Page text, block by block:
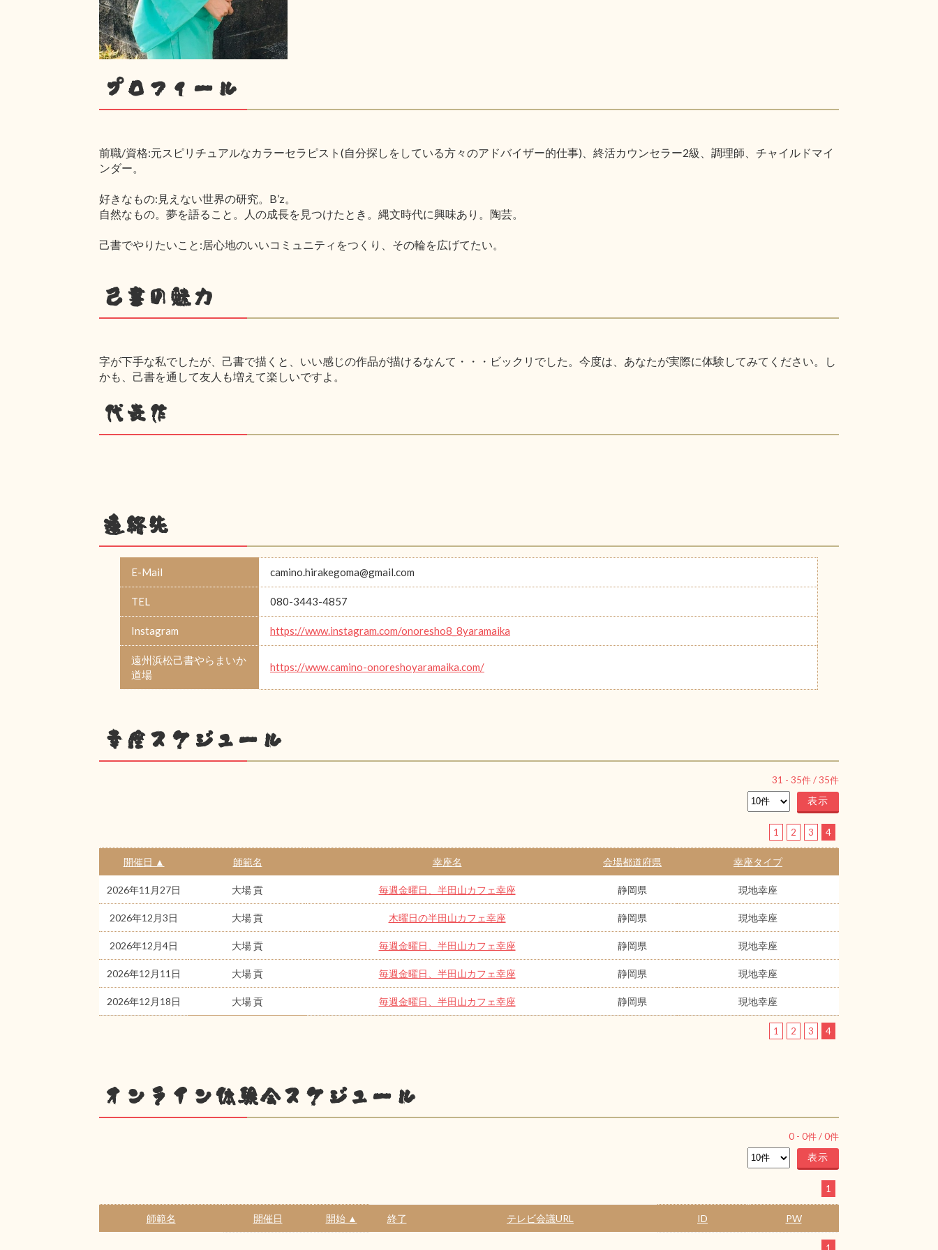
プロフィール
前職/資格:元スピリチュアルなカラーセラピスト(自分探しをしている方々のアドバイザー的仕事)、終活カウンセラー2級、調理師、チャイルドマイ
ンダー。
好きなもの:見えない世界の研究。B’z。
自然なもの。夢を語ること。人の成長を見つけたとき。縄文時代に興味あり。陶芸。
己書でやりたいこと:居心地のいいコミュニティをつくり、その輪を広げてたい。
己書の魅力
字が下手な私でしたが、己書で描くと、いい感じの作品が描けるなんて・・・ビックリでした。今度は、あなたが実際に体験してみてください。し
かも、己書を通して友人も増えて楽しいですよ。
代表作
連絡先
E-Mail camino.hirakegoma@gmail.com
TEL 080-3443-4857
Instagram https://www.instagram.com/onoresho8_8yaramaika
遠州浜松己書やらまいか
道場
https://www.camino-onoreshoyaramaika.com/
幸座スケジュール
31 - 35件 /35件
1 2 3 4
開催日 ▲ 師範名 幸座名 会場都道府県 幸座タイプ
2026年11月27日 大場 貢 毎週金曜日、半田山カフェ幸座 静岡県 現地幸座
2026年12月3日 大場 貢 木曜日の半田山カフェ幸座 静岡県 現地幸座
2026年12月4日 大場 貢 毎週金曜日、半田山カフェ幸座 静岡県 現地幸座
2026年12月11日 大場 貢 毎週金曜日、半田山カフェ幸座 静岡県 現地幸座
2026年12月18日 大場 貢 毎週金曜日、半田山カフェ幸座 静岡県 現地幸座
1 2 3 4
オンライン体験会スケジュール
0 - 0件 /0件
1
師範名 開催日 開始 ▲ 終了 テレビ会議URL ID PW